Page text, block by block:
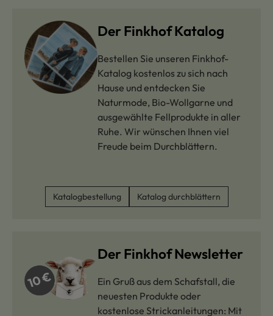
Der Finkhof Katalog
Bestellen Sie unseren Finkhof-
Katalog kostenlos zu sich nach
Hause und entdecken Sie
Naturmode, Bio-Wollgarne und
ausgewählte Fellprodukte in aller
Ruhe. Wir wünschen Ihnen viel
Freude beim Durchblättern.
Katalogbestellung Katalog durchblättern
Der Finkhof Newsletter
Ein Gruß aus dem Schafstall, die
neuesten Produkte oder
kostenlose Strickanleitungen: Mit